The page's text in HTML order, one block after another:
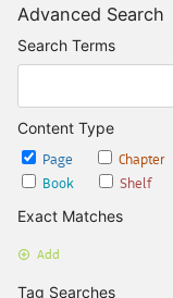
Advanced Search
Search Terms
Content Type
Page
Chapter
Book
Shelf
Exact Matches
Add
Tag Searches